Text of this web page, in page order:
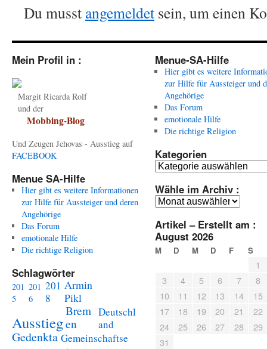
Du musst angemeldet sein, um einen
Mein Profil in :
Margit Ricarda Rolf
und der
Mobbing-Blog
Und Zeugen Jehovas - Ausstieg auf
FACEBOOK
Menue SA-Hilfe
Hier gibt es weitere Informationen
zur Hilfe für Aussteiger und deren
Angehörige
Das Forum
emotionale Hilfe
Die richtige Religion
Schlagwörter
201
5
201
6
201
8
Armin
Pikl
Ausstieg
Brem
en
Deutschl
and
Gedenkta Gemeinschaftse
Menue-SA-Hilfe
Hier gibt es weitere
zur Hilfe für Aussteiger und
Angehörige
Das Forum
emotionale Hilfe
Die richtige Religion
Kategorien
Kategorien
Wähle im Archiv :
Wähle
Archiv
:
Artikel – Erstellt am :
August 2026
M D M D F S
1
3
4 5 6 7
8
10
11 12 13 14
15
17
18 19 20 21
22
24
25 26 27 28
29
31